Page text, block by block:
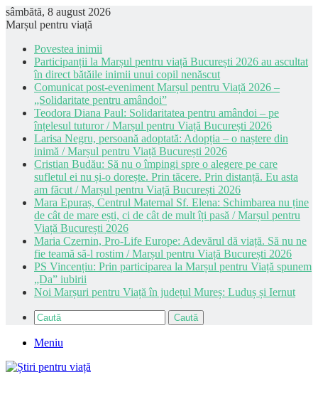
sâmbătă, 8 august 2026
Marșul pentru viață
Povestea inimii
Participanții la Marșul pentru viață București 2026 au ascultat
în direct bătăile inimii unui copil nenăscut
Comunicat post-eveniment Marșul pentru Viață 2026 –
„Solidaritate pentru amândoi”
Teodora Diana Paul: Solidaritatea pentru amândoi – pe
înțelesul tuturor / Marșul pentru Viață București 2026
Larisa Negru, persoană adoptată: Adopția – o naștere din
inimă / Marșul pentru Viață București 2026
Cristian Budău: Să nu o împingi spre o alegere pe care
sufletul ei nu și-o dorește. Prin tăcere. Prin distanță. Eu asta
am făcut / Marșul pentru Viață București 2026
Mara Epuraș, Centrul Maternal Sf. Elena: Schimbarea nu ține
de cât de mare ești, ci de cât de mult îți pasă / Marșul pentru
Viață București 2026
Maria Czernin, Pro-Life Europe: Adevărul dă viață. Să nu ne
fie teamă să-l rostim / Marșul pentru Viață București 2026
PS Vincențiu: Prin participarea la Marșul pentru Viață spunem
„Da” iubirii
Noi Marșuri pentru Viață în județul Mureș: Luduș și Iernut
Caută
Meniu